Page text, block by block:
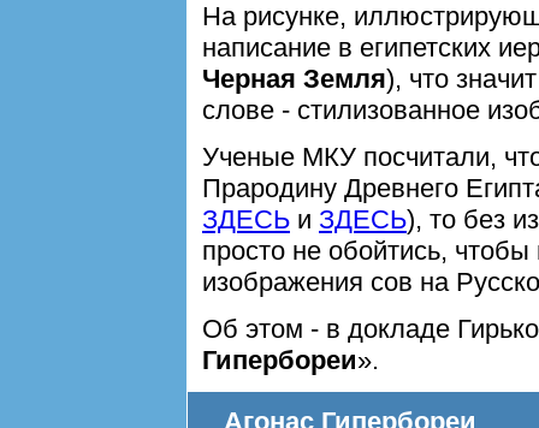
На рисунке,
написание в египетских
Черная Земля), что
слове - стилизованное
Ученые МКУ посчитали,
Прародину Древнего
ЗДЕСЬ и ЗДЕСЬ), то без
просто не обойтись,
изображения сов на
Об этом - в докладе
Гипербореи».
Агонас Гипербореи